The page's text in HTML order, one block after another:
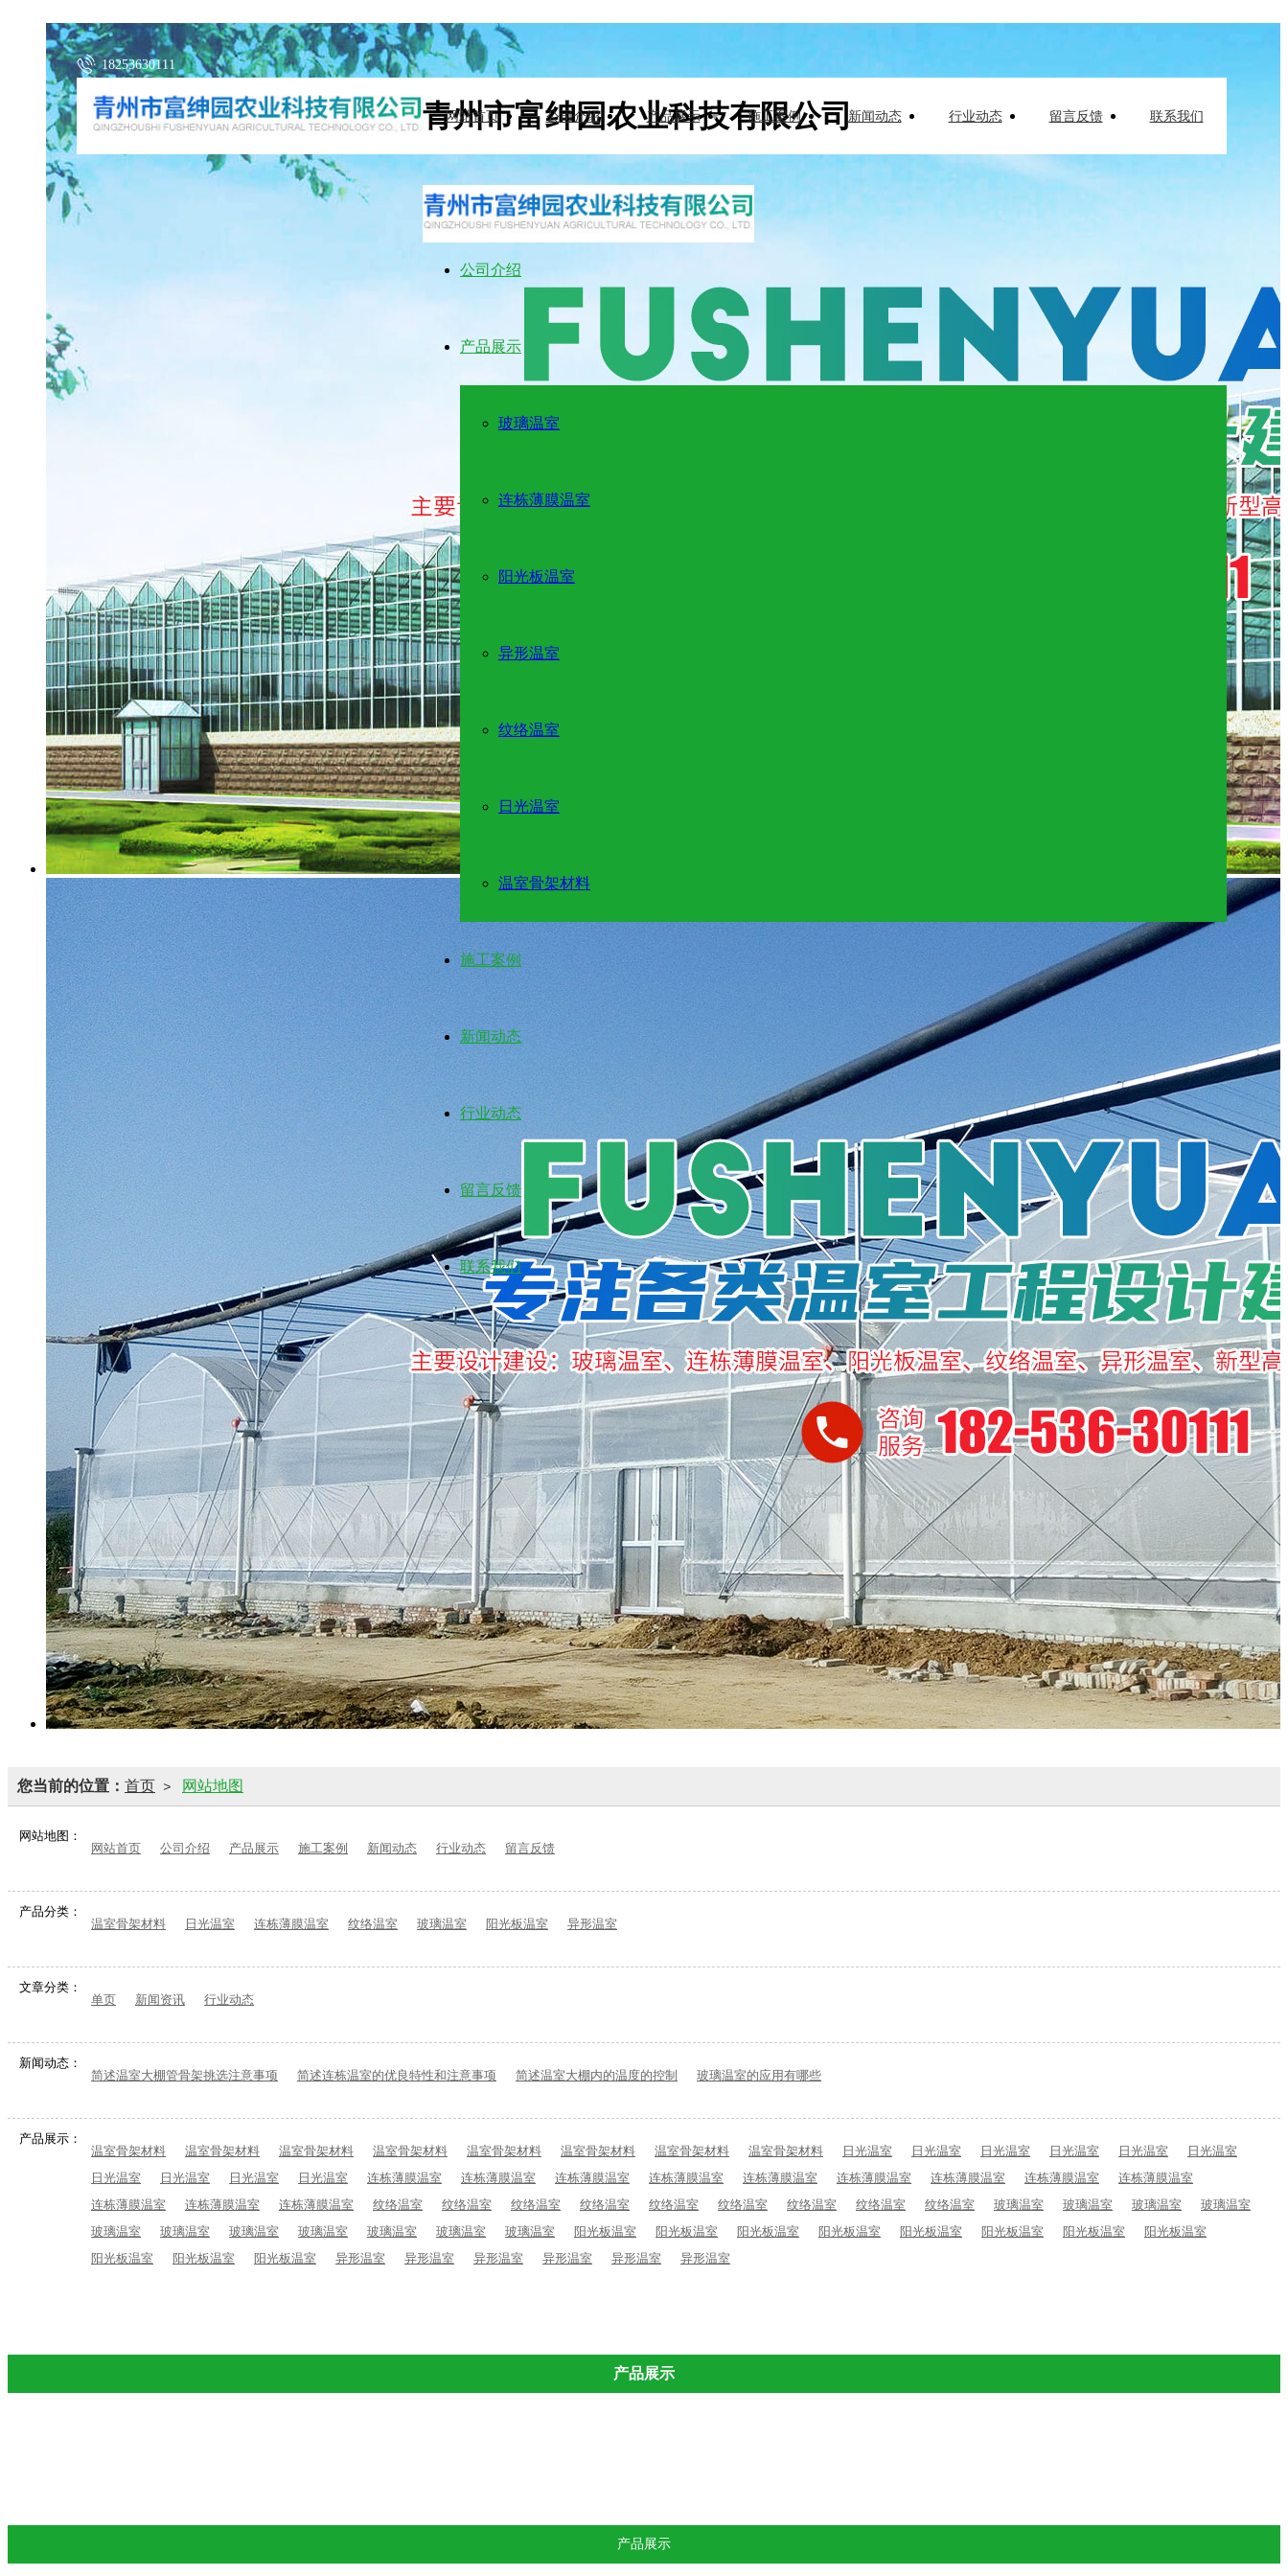
青州市富绅园农业科技有限公司
18253630111
网站首页 公司介绍 产品展示 施工案例 新闻动态 行业动态 留言反馈 联系我们
网站首页
公司介绍
产品展示
玻璃温室
连栋薄膜温室
阳光板温室
异形温室
纹络温室
日光温室
温室骨架材料
施工案例
新闻动态
行业动态
留言反馈
联系我们
您当前的位置： 首页 > 网站地图
网站地图：
网站首页
公司介绍 产品展示 施工案例 新闻动态 行业动态 留言反馈
产品分类：
温室骨架材料
日光温室 连栋薄膜温室 纹络温室 玻璃温室 阳光板温室 异形温室
文章分类：
单页
新闻资讯 行业动态
新闻动态：
简述温室大棚管骨架挑选注意事项
简述连栋温室的优良特性和注意事项 简述温室大棚内的温度的控制 玻璃温室的应用有哪些
产品展示：
温室骨架材料
温室骨架材料 温室骨架材料 温室骨架材料 温室骨架材料 温室骨架材料 温室骨架材料 温室骨架材料 日光温室 日光温室 日光温室 日光温室 日光温室
日光温室
日光温室
日光温室 日光温室 日光温室 连栋薄膜温室 连栋薄膜温室 连栋薄膜温室 连栋薄膜温室 连栋薄膜温室 连栋薄膜温室 连栋薄膜温室 连栋薄膜温室
连栋薄膜温室
连栋薄膜温室
连栋薄膜温室 连栋薄膜温室 纹络温室 纹络温室 纹络温室 纹络温室 纹络温室 纹络温室 纹络温室 纹络温室 纹络温室 玻璃温室 玻璃温室 玻璃温室
玻璃温室
玻璃温室
玻璃温室 玻璃温室 玻璃温室 玻璃温室 玻璃温室 玻璃温室 阳光板温室 阳光板温室 阳光板温室 阳光板温室 阳光板温室 阳光板温室 阳光板温室
阳光板温室
阳光板温室
阳光板温室 阳光板温室 异形温室 异形温室 异形温室 异形温室 异形温室 异形温室
产品展示
产品展示